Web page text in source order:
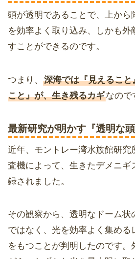
頭が透明であることで、上から
を効率よく取り込み、しかも外
すことができるのです。
つまり、 深海では『見えるこ
こと』が、生き残るカギなので
最新研究が明かす『透明な
近年、モントレー湾水族館研究
査機によって、生きたデメニギ
録されました。
その観察から、透明なドーム状
ではなく、光を効率よく集める
をもつことが判明したのです。